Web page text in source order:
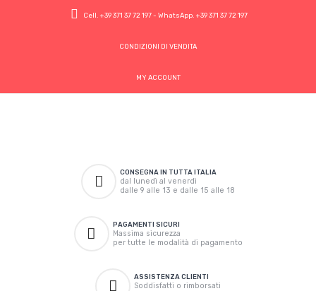
Cell. +39 371 37 72 197- WhatsApp. +39 371 37 72 197
CONDIZIONI DI VENDITA
MY ACCOUNT
CONSEGNA IN TUTTA ITALIA
dal lunedì al venerdì
dalle 9 alle 13 e dalle 15 alle 18
PAGAMENTI SICURI
Massima sicurezza
per tutte le modalità di pagamento
ASSISTENZA CLIENTI
Soddisfatti o rimborsati